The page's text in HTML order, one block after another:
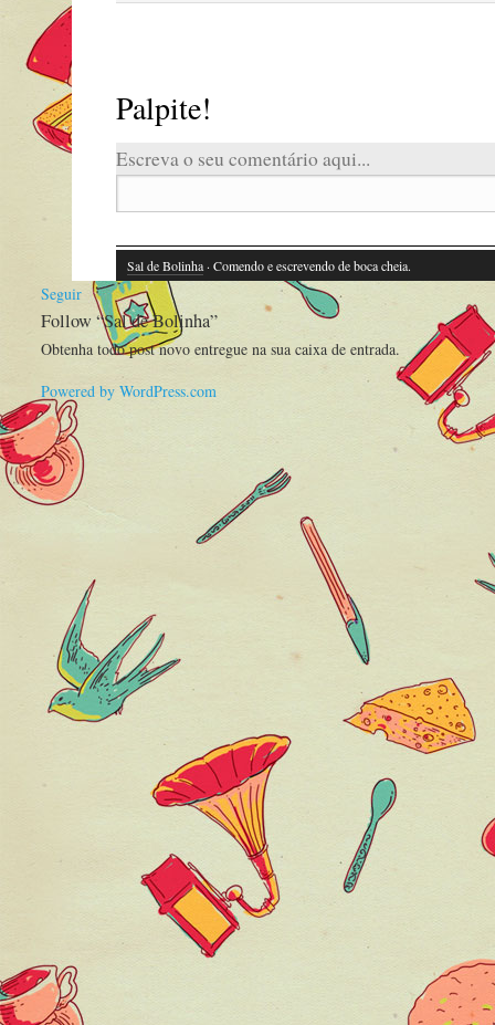
Palpite!
Escreva o seu comentário aqui...
Sal de Bolinha· Comendo e escrevendo de boca cheia.
Seguir
Follow “Sal de Bolinha”
Obtenha todo post novo entregue na sua caixa de entrada.
Powered by WordPress.com